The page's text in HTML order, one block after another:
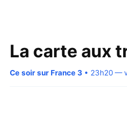
La carte aux
Ce soir sur France 3 • 23h20 —